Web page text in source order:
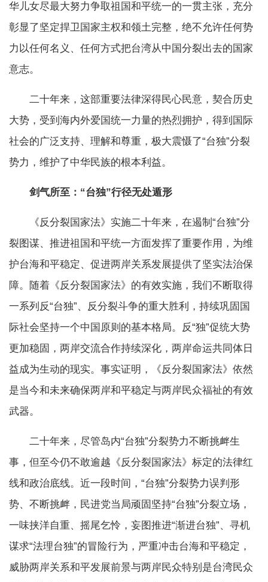
华儿女尽最大努力争取祖国和平统一的一贯主张，充分
彰显了坚定捍卫国家主权和领土完整，绝不允许任何势
力以任何名义、任何方式把台湾从中国分裂出去的国家
意志。
二十年来，这部重要法律深得民心民意，契合历史
大势，受到海内外爱国统一力量的热烈拥护，得到国际
社会的广泛支持、理解和尊重，极大震慑了“台独”分裂
势力，维护了中华民族的根本利益。
剑气所至：“台独”行径无处遁形
《反分裂国家法》实施二十年来，在遏制“台独”分
裂图谋、推进祖国和平统一方面发挥了重要作用，为维
护台海和平稳定、促进两岸关系发展提供了坚实法治保
障。随着《反分裂国家法》的有效实施，我们不断取得
一系列反“台独”、反分裂斗争的重大胜利，持续巩固国
际社会坚持一个中国原则的基本格局。反“独”促统大势
更加稳固，两岸交流合作持续深化，两岸命运共同体日
益成为生动的现实。事实证明，《反分裂国家法》依然
是当今和未来确保两岸和平稳定与两岸民众福祉的有效
武器。
二十年来，尽管岛内“台独”分裂势力不断挑衅生
事，但至今仍不敢逾越《反分裂国家法》标定的法律红
线和政治底线。近一段时间，“台独”分裂势力误判形
势、不断挑衅，民进党当局顽固坚持“台独”分裂立场，
一味挟洋自重、摇尾乞怜，妄图推进“渐进台独”、寻机
谋求“法理台独”的冒险行为，严重冲击台海和平稳定，
威胁两岸关系和平发展前景与两岸民众特别是台湾民众